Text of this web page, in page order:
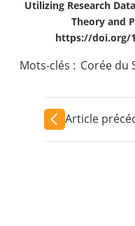
Utilizing Research
Theory and
https://doi.org/
Mots-clés : Corée du
Article